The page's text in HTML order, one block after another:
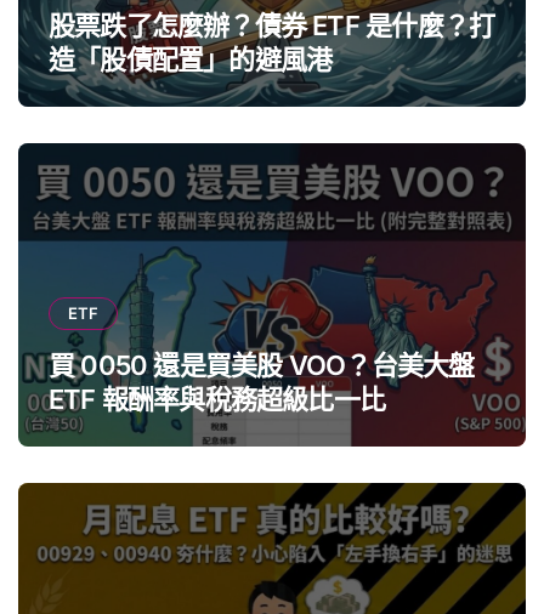
股票跌了怎麼辦？債券 ETF 是什麼？打
造「股債配置」的避風港
ETF
買 0050 還是買美股 VOO？台美大盤
ETF 報酬率與稅務超級比一比